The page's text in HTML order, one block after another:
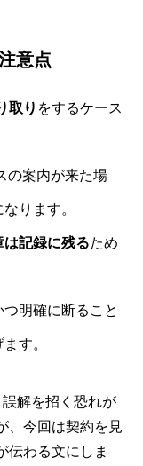
意点
取り をするケース
の案内が来た場
ります。
は記録に残るため
明確に断ること
す。
解を招く恐れが
、今回は契約を見
伝わる文にしま